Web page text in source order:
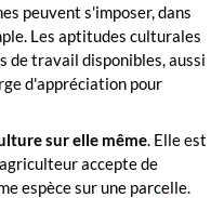
peuvent s'imposer, dans
Les aptitudes culturales
de travail disponibles, aussi
d'appréciation pour
sur elle même . Elle est
accepte de
espèce sur une parcelle.